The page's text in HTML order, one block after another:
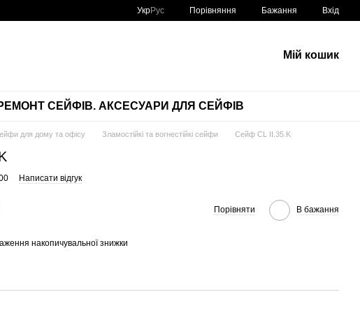
УкрРус Порівняння Бажання Вхід
Мій кошик
СЕЙФІВ. АКСЕСУАРИ ДЛЯ СЕЙФІВ
для дому та офісу Зламостійкі та вогнестійкі сейфи Сейф CL II.35.K
Написати відгук
Порівняти В бажання
накопичувальної знижки